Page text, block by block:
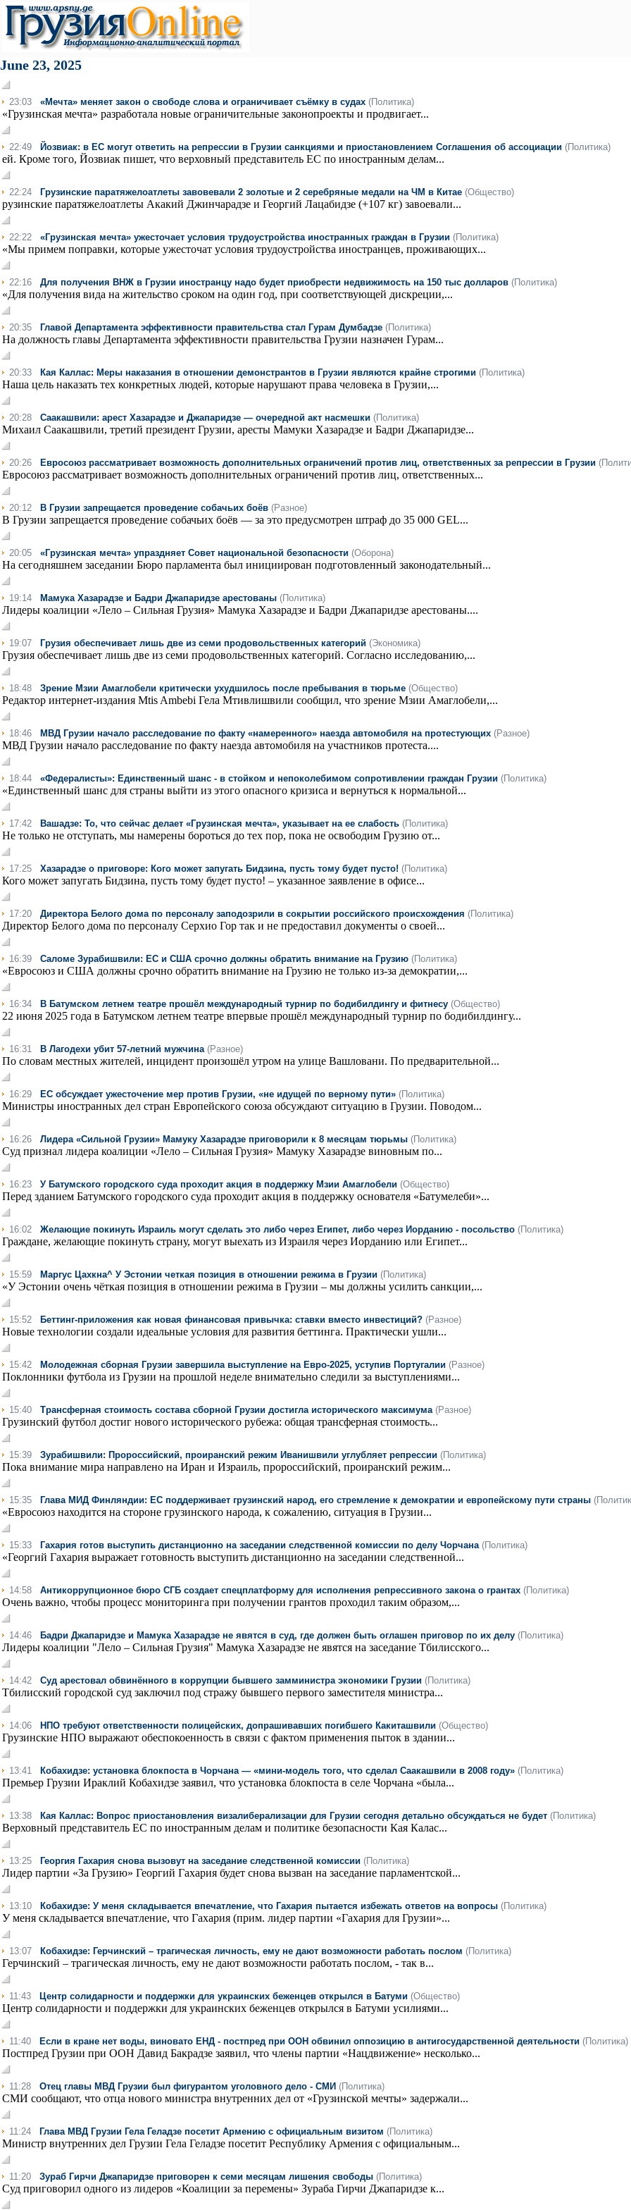
June 23, 2025
23:03 «Мечта» меняет закон о свободе слова и ограничивает съёмку в судах (Политика)
«Грузинская мечта» разработала новые ограничительные законопроекты и продвигает...
22:49 Йозвиак: в ЕС могут ответить на репрессии в Грузии санкциями и приостановлением Соглашения об ассоциации (Политика)
ей. Кроме того, Йозвиак пишет, что верховный представитель ЕС по иностранным делам...
22:24 Грузинские паратяжелоатлеты завовевали 2 золотые и 2 серебряные медали на ЧМ в Китае (Общество)
рузинские паратяжелоатлеты Акакий Джинчарадзе и Георгий Лацабидзе (+107 кг) завоевали...
22:22 «Грузинская мечта» ужесточает условия трудоустройства иностранных граждан в Грузии (Политика)
«Мы примем поправки, которые ужесточат условия трудоустройства иностранцев, проживающих...
22:16 Для получения ВНЖ в Грузии иностранцу надо будет приобрести недвижимость на 150 тыс долларов (Политика)
«Для получения вида на жительство сроком на один год, при соответствующей дискреции,...
20:35 Главой Департамента эффективности правительства стал Гурам Думбадзе (Политика)
На должность главы Департамента эффективности правительства Грузии назначен Гурам...
20:33 Кая Каллас: Меры наказания в отношении демонстрантов в Грузии являются крайне строгими (Политика)
Наша цель наказать тех конкретных людей, которые нарушают права человека в Грузии,...
20:28 Саакашвили: арест Хазарадзе и Джапаридзе — очередной акт насмешки (Политика)
Михаил Саакашвили, третий президент Грузии, аресты Мамуки Хазарадзе и Бадри Джапаридзе...
20:26 Евросоюз рассматривает возможность дополнительных ограничений против лиц, ответственных за репрессии в Грузии
Евросоюз рассматривает возможность дополнительных ограничений против лиц, ответственных...
20:12 В Грузии запрещается проведение собачьих боёв (Разное)
В Грузии запрещается проведение собачьих боёв — за это предусмотрен штраф до 35 000 GEL...
20:05 «Грузинская мечта» упраздняет Совет национальной безопасности (Оборона)
На сегодняшнем заседании Бюро парламента был инициирован подготовленный законодательный...
19:14 Мамука Хазарадзе и Бадри Джапаридзе арестованы (Политика)
Лидеры коалиции «Лело – Сильная Грузия» Мамука Хазарадзе и Бадри Джапаридзе арестованы....
19:07 Грузия обеспечивает лишь две из семи продовольственных категорий (Экономика)
Грузия обеспечивает лишь две из семи продовольственных категорий. Согласно исследованию,...
18:48 Зрение Мзии Амаглобели критически ухудшилось после пребывания в тюрьме (Общество)
Редактор интернет-издания Mtis Ambebi Гела Мтивлишвили сообщил, что зрение Мзии Амаглобели,...
18:46 МВД Грузии начало расследование по факту «намеренного» наезда автомобиля на протестующих (Разное)
МВД Грузии начало расследование по факту наезда автомобиля на участников протеста....
18:44 «Федералисты»: Единственный шанс - в стойком и непоколебимом сопротивлении граждан Грузии (Политика)
«Единственный шанс для страны выйти из этого опасного кризиса и вернуться к нормальной...
17:42 Вашадзе: То, что сейчас делает «Грузинская мечта», указывает на ее слабость (Политика)
Не только не отступать, мы намерены бороться до тех пор, пока не освободим Грузию от...
17:25 Хазарадзе о приговоре: Кого может запугать Бидзина, пусть тому будет пусто! (Политика)
Кого может запугать Бидзина, пусть тому будет пусто! – указанное заявление в офисе...
17:20 Директора Белого дома по персоналу заподозрили в сокрытии российского происхождения (Политика)
Директор Белого дома по персоналу Серхио Гор так и не предоставил документы о своей...
16:39 Саломе Зурабишвили: ЕС и США срочно должны обратить внимание на Грузию (Политика)
«Евросоюз и США должны срочно обратить внимание на Грузию не только из-за демократии,...
16:34 В Батумском летнем театре прошёл международный турнир по бодибилдингу и фитнесу (Общество)
22 июня 2025 года в Батумском летнем театре впервые прошёл международный турнир по бодибилдингу...
16:31 В Лагодехи убит 57-летний мужчина (Разное)
По словам местных жителей, инцидент произошёл утром на улице Вашловани. По предварительной...
16:29 ЕС обсуждает ужесточение мер против Грузии, «не идущей по верному пути» (Политика)
Министры иностранных дел стран Европейского союза обсуждают ситуацию в Грузии. Поводом...
16:26 Лидера «Сильной Грузии» Мамуку Хазарадзе приговорили к 8 месяцам тюрьмы (Политика)
Суд признал лидера коалиции «Лело – Сильная Грузия» Мамуку Хазарадзе виновным по...
16:23 У Батумского городского суда проходит акция в поддержку Мзии Амаглобели (Общество)
Перед зданием Батумского городского суда проходит акция в поддержку основателя «Батумелеби»...
16:02 Желающие покинуть Израиль могут сделать это либо через Египет, либо через Иорданию - посольство (Политика)
Граждане, желающие покинуть страну, могут выехать из Израиля через Иорданию или Египет...
15:59 Маргус Цахкна^ У Эстонии четкая позиция в отношении режима в Грузии (Политика)
«У Эстонии очень чёткая позиция в отношении режима в Грузии – мы должны усилить санкции,...
15:52 Беттинг-приложения как новая финансовая привычка: ставки вместо инвестиций? (Разное)
Новые технологии создали идеальные условия для развития беттинга. Практически ушли...
15:42 Молодежная сборная Грузии завершила выступление на Евро-2025, уступив Португалии (Разное)
Поклонники футбола из Грузии на прошлой неделе внимательно следили за выступлениями...
15:40 Трансферная стоимость состава сборной Грузии достигла исторического максимума (Разное)
Грузинский футбол достиг нового исторического рубежа: общая трансферная стоимость...
15:39 Зурабишвили: Пророссийский, проиранский режим Иванишвили углубляет репрессии (Политика)
Пока внимание мира направлено на Иран и Израиль, пророссийский, проиранский режим...
15:35 Глава МИД Финляндии: ЕС поддерживает грузинский народ, его стремление к демократии и европейскому пути страны
«Евросоюз находится на стороне грузинского народа, к сожалению, ситуация в Грузии...
15:33 Гахария готов выступить дистанционно на заседании следственной комиссии по делу Чорчана (Политика)
«Георгий Гахария выражает готовность выступить дистанционно на заседании следственной...
14:58 Антикоррупционное бюро СГБ создает спецплатформу для исполнения репрессивного закона о грантах (Политика)
Очень важно, чтобы процесс мониторинга при получении грантов проходил таким образом,...
14:46 Бадри Джапаридзе и Мамука Хазарадзе не явятся в суд, где должен быть оглашен приговор по их делу (Политика)
Лидеры коалиции "Лело – Сильная Грузия" Мамука Хазарадзе не явятся на заседание Тбилисского...
14:42 Суд арестовал обвинённого в коррупции бывшего замминистра экономики Грузии (Политика)
Тбилисский городской суд заключил под стражу бывшего первого заместителя министра...
14:06 НПО требуют ответственности полицейских, допрашивавших погибшего Какиташвили (Общество)
Грузинские НПО выражают обеспокоенность в связи с фактом применения пыток в здании...
13:41 Кобахидзе: установка блокпоста в Чорчана — «мини-модель того, что сделал Саакашвили в 2008 году» (Политика)
Премьер Грузии Ираклий Кобахидзе заявил, что установка блокпоста в селе Чорчана «была...
13:38 Кая Каллас: Вопрос приостановления визалиберализации для Грузии сегодня детально обсуждаться не будет (Политика)
Верховный представитель ЕС по иностранным делам и политике безопасности Кая Калас...
13:25 Георгия Гахария снова вызовут на заседание следственной комиссии (Политика)
Лидер партии «За Грузию» Георгий Гахария будет снова вызван на заседание парламентской...
13:10 Кобахидзе: У меня складывается впечатление, что Гахария пытается избежать ответов на вопросы (Политика)
У меня складывается впечатление, что Гахария (прим. лидер партии «Гахария для Грузии»...
13:07 Кобахидзе: Герчинский – трагическая личность, ему не дают возможности работать послом (Политика)
Герчинский – трагическая личность, ему не дают возможности работать послом, - так в...
11:43 Центр солидарности и поддержки для украинских беженцев открылся в Батуми (Общество)
Центр солидарности и поддержки для украинских беженцев открылся в Батуми усилиями...
11:40 Если в кране нет воды, виновато ЕНД - постпред при ООН обвинил оппозицию в антигосударственной деятельности (Политика)
Постпред Грузии при ООН Давид Бакрадзе заявил, что члены партии «Нацдвижение» несколько...
11:28 Отец главы МВД Грузии был фигурантом уголовного дело - СМИ (Политика)
СМИ сообщают, что отца нового министра внутренних дел от «Грузинской мечты» задержали...
11:24 Глава МВД Грузии Гела Геладзе посетит Армению с официальным визитом (Политика)
Министр внутренних дел Грузии Гела Геладзе посетит Республику Армения с официальным...
11:20 Зураб Гирчи Джапаридзе приговорен к семи месяцам лишения свободы (Политика)
Суд приговорил одного из лидеров «Коалиции за перемены» Зураба Гирчи Джапаридзе к...